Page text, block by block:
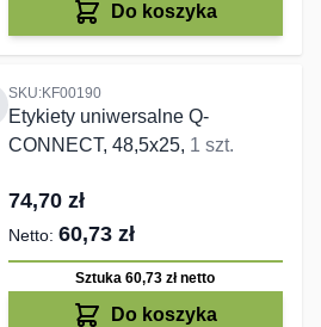
Do koszyka
SKU:KF00190
Etykiety uniwersalne Q-
CONNECT, 48,5x25, 1 szt.
74,70 zł
60,73 zł
Sztuka 60,73 złnetto
Do koszyka